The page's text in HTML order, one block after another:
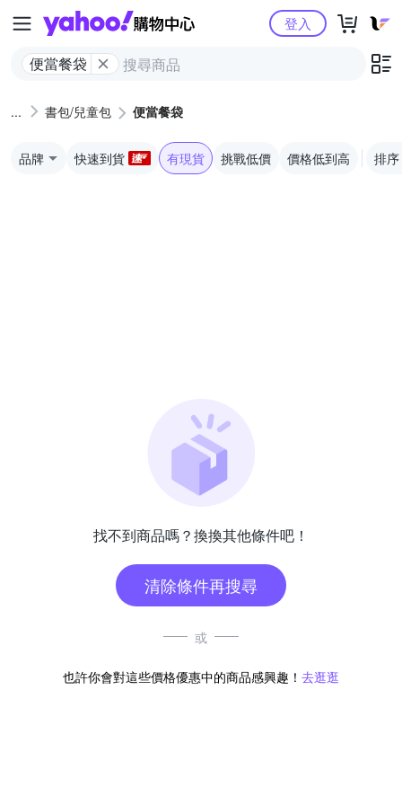
Yahoo購物中心
便當餐袋
登入
書包/兒童包 便當餐袋
品牌 快速到貨 有現貨 挑戰低價 價格低到高 排序
找不到商品嗎？換換其他條件吧！
清除條件再搜尋
或
也許你會對這些價格優惠中的商品感興趣！ 去逛逛